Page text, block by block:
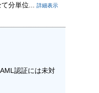
分単位...
詳細表示
認証には未対